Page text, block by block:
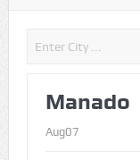
Manado
Aug07